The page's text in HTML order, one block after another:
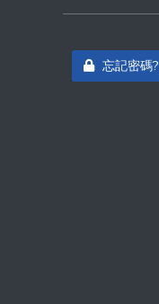
忘記密碼?